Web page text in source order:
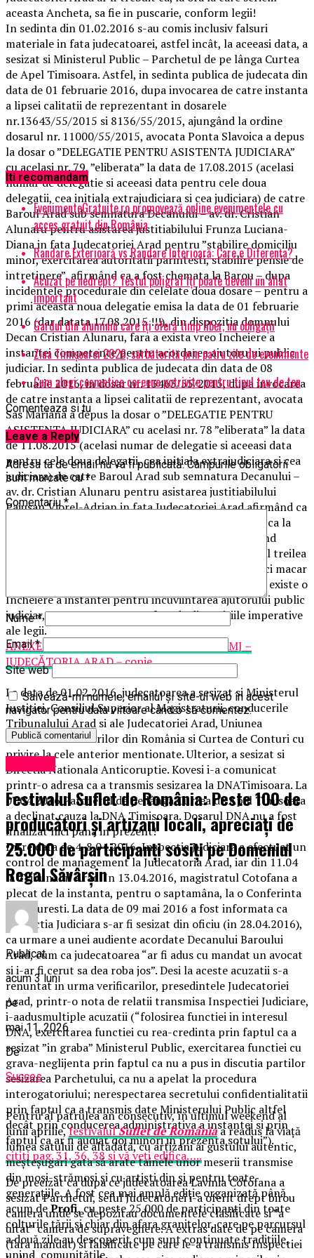
aceasta Ancheta, sa fie in puscarie, conform legii!
In sedinta din 01.02.2016 s-au comis inclusiv falsuri
materiale in fata judecatoarei, astfel incât, la aceeasi data, a
sesizat si Ministerul Public – Parchetul de pe lânga Curtea
de Apel Timisoara. Astfel, in sedinta publica de judecata din
data de 01 februarie 2016, dupa invocarea de catre instanta
a lipsei calitatii de reprezentant in dosarele
nr.13643/55/2015 si 8136/55/2015, ajungând la ordine
dosarul nr. 11000/55/2015, avocata Ponta Slavoica a depus
la dosar o ”DELEGATIE PENTRU ASISTENTA JUDICIARA”
cu acelasi nr. 79, ”eliberata” la data de 17.08.2015 (acelasi
numar de delegatie si aceeasi data pentru cele doua
delegatii, cea initiala extrajudiciara si cea judiciara) de catre
Baroul Arad sub semnatura Decanului – av. dr. Cristian
Alunaru pentru asistarea justitiabilului Frunza Luciana-
Diana in fata Judecatoriei Arad pentru ”stabilire domiciliu
minor, exercitarea autoritatii parintesti, stabilire pensie de
intretinere”, afirmând ca a fost chemata la Barou – dupa
incidentele procedurale din celelate doua dosare – pentru a
primi aceasta noua delegatie emisa la data de 01 februarie
2016 (dar datata 17.08.2015 !!!), din dispozitia domnului
Decan Cristian Alunaru, fara a exista vreo Incheiere a
instantei competente pentru acordarea ajutorului public
judiciar. In sedinta publica de judecata din data de 08
februarie 2016, in dosar nr. 13463/55/2015, dupa invocarea
de catre instanta a lipsei calitatii de reprezentant, avocata
Sas Mariana a depus la dosar o ”DELEGATIE PENTRU
ASISTENTA JUDICIARA” cu acelasi nr. 78 ”eliberata” la data
de 11.08.2015 (acelasi numar de delegatie si aceeasi data
pentru cele doua delegatii, cea initiala extrajudiciara si cea
judiciara) de catre Baroul Arad sub semnatura Decanului –
av. dr. Cristian Alunaru pentru asistarea justitiabilului
Paiusan Viorel-Adrian in fata Judecatoriei Arad afirmând ca
Norina Bojan, secretara Baroului Arad, i-a transmis ca la
data de 11.08.2016 programul s-a defectat, eliberând
delegatii sub titlul de ”asistenta”. Desi cauza era la al treilea
termen de judecata, in dosar nu a fost formulata nici macar
cerere de ajutor public judiciar, cu atât mai putin sa existe o
Incheiere a instantei pentru incuviintarea ajutorului public
judiciar, asa cum era necesar fata de dispozitiile imperative
ale legii.
ANEXE MEMORIU – DETURNARE FONDURI MJ –
JUDECĂTORIA ARAD – copie
La data de 01.02.2016, judecatoarea a sesizat si Ministerul
Justitiei, Consiliul Superior al Magistraturii, conducerile
Tribunalului Arad si ale Judecatoriei Arad, Uniunea
Nationala a Barourilor din România si Curtea de Conturi cu
privire la cele anterior mentionate. Ulterior, a sesizat si
Directia Nationala Anticoruptie. Kovesi i-a comunicat
printr-o adresa ca a transmis sesizarea la DNATimisoara. La
07.04.2016 Parchetul de pe lânga Curtea de Apel Timisoara
a declinat cauza la DNA Timisoara. Dosarul DNA nu a fost
finalizat nici pana in prezent!
Intre data de 4-8.04.2016, Inspectia Judiciara a efectuat un
control de management la Judecatoria Arad, iar din 11.04
la Tribunalul Arad. In 13.04.2016, magistratul Cotofana a
plecat de la instanta, pentru o saptamâna, la o Conferinta
in Bucuresti. La data de 09 mai 2016 a fost informata ca
Inspectia Judiciara s-ar fi sesizat din oficiu (in 28.04.2016),
ca urmare a unei audiente acordate Decanului Baroului
Arad, cum ca judecatoarea “ar fi adus cu mandat un avocat
si i-ar fi cerut sa dea roba jos”. Desi la aceste acuzatii s-a
renuntat in urma verificarilor, presedintele Judecatoriei
Arad, printr-o nota de relatii transmisa Inspectiei Judiciare,
i-aadusmultiple acuzatii (“folosirea functiei in interesul
DNA, exercitarea functiei cu rea-credinta prin faptul ca a
sesizat ”in graba” Ministerul Public, exercitarea functiei cu
grava-neglijenta prin faptul ca nu a pus in discutia partilor
sesizarea Parchetului, ca nu a apelat la procedura
interogatoriului; nerespectarea secretului confidentialitatii
prin faptul ca a transmis date Ministerului Public altfel
decât prin conducerea administrativa a instantei si prin
faptul ca ar fi audiat doi minori in prezenta sotului”).
cititi pag. 31, 36, 38 și vă veți edifica…..
De precizat ca dupa ce judecatoarea Lavinia Cotofana a
sesizat Parchetul, seful Judecatoriei i-a oferit drept birou
camera unde se depozitau documentele clasificate si ”a
uitat” camera de supraveghere. A extras date de pe camera
(fara mandat) si falsificate pe care le-a transmis Inspectiei
Iti recomandam
EvenimenteGratuite.ro promovează online evenimentele cu
acces gratuit din România
Randare Exterioară vs Randare Interioară: Care e Diferența?
Acuzat pe nedrept? Testul poligraf îţi poate deveni un aliat
important
Gardul din aluminiu care îți oferă timp liber, nu obligații
Ziua Timișoarei 2026, sărbătorită prin patru zile de evenimente
Cum alegi cosmetice coreene potrivite pentru tipul tau de ten
Comenteaza si tu
Leave a Reply
Adresa ta de email nu va fi publicată. Câmpurile obligatorii
sunt marcate cu*
Comentariu*
Nume*
Email*
Site web
Salvează-mi numele, emailul și site-ul web în acest
navigator pentru data viitoare când o să comentez.
Festivalul Suflet de România: Peste 100 de
producători și artizani locali, apreciați de
25.000 de participanți sosiți pe Domeniul
Regal Săvârșin
Publicat
acum 3 luni
pe
mai 11, 2026
De
Succes
Pentru al patrulea an consecutiv, în ultimul weekend al
lunii aprilie,festivalulSuflet de Româniaa readus la viață
lumea satului de altădată, cu artizani ai gustului autentic,
meșteșugari gata să arate tainele unor meserii transmise
din moși-strămoși și cu artiști din și pentru toate
generațiile. A fost cea mai amplă ediție organizată până
acum deProfi, cu peste 25.000 de participanți din toate
colțurile țării și chiar din afara granițelor, care pe parcursul
a două zile au descoperit cum sunt continuate tradițiile,
unind comunitățile.